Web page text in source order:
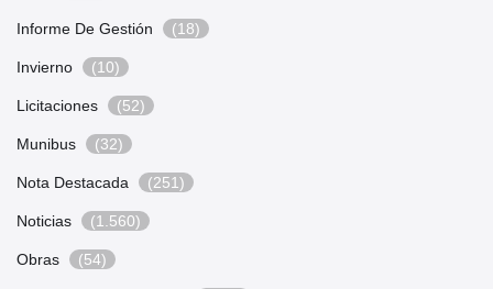
Informe De Gestión (18)
Invierno (10)
Licitaciones (52)
Munibus (32)
Nota Destacada (251)
Noticias (1.560)
Obras (54)